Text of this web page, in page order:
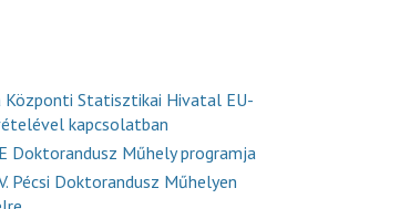
Statisztikai Hivatal EU-
kapcsolatban
Doktorandusz Műhely programja
Pécsi Doktorandusz Műhelyen